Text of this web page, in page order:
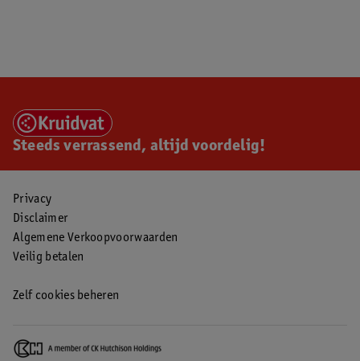
Steeds verrassend, altijd voordelig!
Privacy
Disclaimer
Algemene Verkoopvoorwaarden
Veilig betalen
Zelf cookies beheren